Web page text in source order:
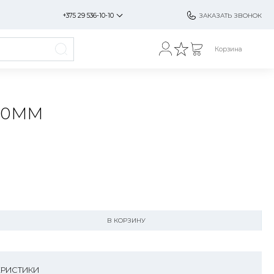
+375 29 536-10-10 ЗАКАЗАТЬ ЗВОНОК
Корзина
В КОРЗИНУ